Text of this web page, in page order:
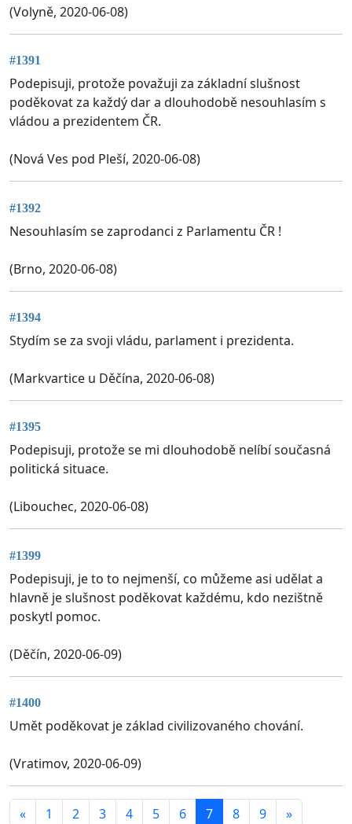
(Volyně, 2020-06-08)
#1391
Podepisuji, protože považuji za základní slušnost
poděkovat za každý dar a dlouhodobě nesouhlasím s
vládou a prezidentem ČR.
(Nová Ves pod Pleší, 2020-06-08)
#1392
Nesouhlasím se zaprodanci z Parlamentu ČR !
(Brno, 2020-06-08)
#1394
Stydím se za svoji vládu, parlament i prezidenta.
(Markvartice u Děčína, 2020-06-08)
#1395
Podepisuji, protože se mi dlouhodobě nelíbí současná
politická situace.
(Libouchec, 2020-06-08)
#1399
Podepisuji, je to to nejmenší, co můžeme asi udělat a
hlavně je slušnost poděkovat každému, kdo nezištně
poskytl pomoc.
(Děčín, 2020-06-09)
#1400
Umět poděkovat je základ civilizovaného chování.
(Vratimov, 2020-06-09)
« 1 2 3 4 5 6 7 8 9 »